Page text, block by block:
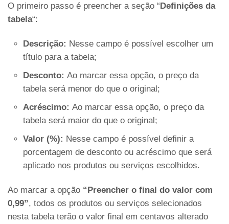
O primeiro passo é preencher a seção “Definições da
tabela“:
Descrição: Nesse campo é possível escolher um
título para a tabela;
Desconto: Ao marcar essa opção, o preço da
tabela será menor do que o original;
Acréscimo: Ao marcar essa opção, o preço da
tabela será maior do que o original;
Valor (%): Nesse campo é possível definir a
porcentagem de desconto ou acréscimo que será
aplicado nos produtos ou serviços escolhidos.
Ao marcar a opção “Preencher o final do valor com
0,99”, todos os produtos ou serviços selecionados
nesta tabela terão o valor final em centavos alterado